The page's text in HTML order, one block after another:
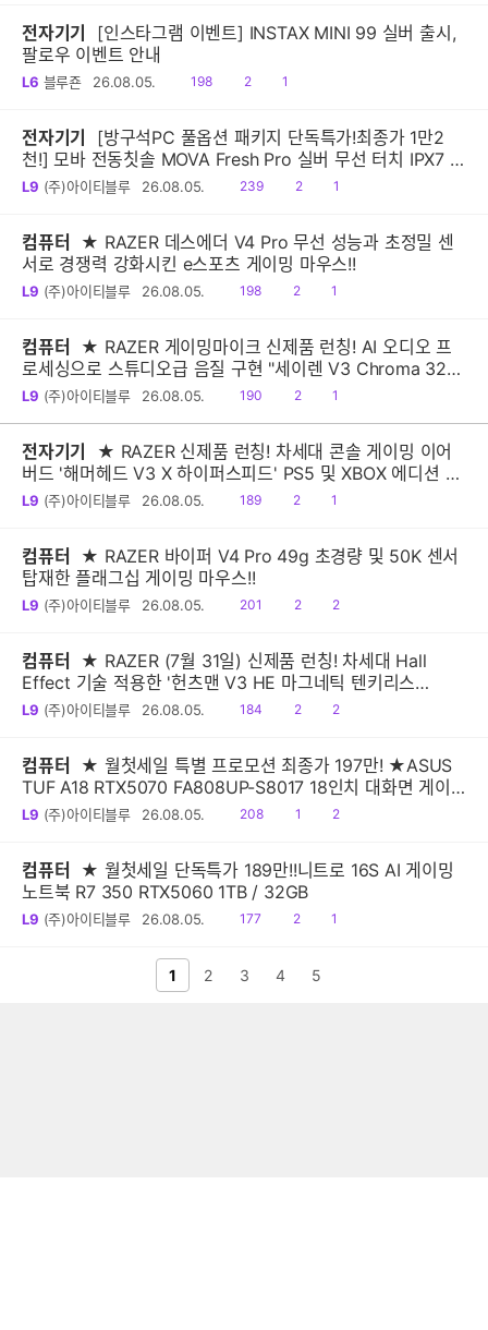
전자기기
[인스타그램 이벤트] INSTAX MINI 99 실버 출시,
팔로우 이벤트 안내
L6 블루죤 26.08.05.
읽
198
공
2
댓1
전자기기
[방구석PC 풀옵션 패키지 단독특가!최종가 1만2
천!] 모바 전동칫솔 MOVA Fresh Pro 실버 무선 터치 IPX7 방
수 10단계 진동 음파 전동칫솔
L9 (주)아이티블루 26.08.05.
읽
239
공
2
댓1
컴퓨터
★ RAZER 데스에더 V4 Pro 무선 성능과 초정밀 센
서로 경쟁력 강화시킨 e스포츠 게이밍 마우스!!
L9 (주)아이티블루 26.08.05.
읽
198
공
2
댓1
컴퓨터
★ RAZER 게이밍마이크 신제품 런칭! AI 오디오 프
로세싱으로 스튜디오급 음질 구현 "세이렌 V3 Chroma 32-
Bit DSP"
L9 (주)아이티블루 26.08.05.
읽
190
공
2
댓1
전자기기
★ RAZER 신제품 런칭! 차세대 콘솔 게이밍 이어
버드 '해머헤드 V3 X 하이퍼스피드' PS5 및 XBOX 에디션 출
시!
L9 (주)아이티블루 26.08.05.
읽
189
공
2
댓1
컴퓨터
★ RAZER 바이퍼 V4 Pro 49g 초경량 및 50K 센서
탑재한 플래그십 게이밍 마우스!!
L9 (주)아이티블루 26.08.05.
읽
201
공
2
댓
2
컴퓨터
★ RAZER (7월 31일) 신제품 런칭! 차세대 Hall
Effect 기술 적용한 '헌츠맨 V3 HE 마그네틱 텐키리스
8KHz, 미니 65% 8KHz' 출시
L9 (주)아이티블루 26.08.05.
읽
184
공
2
댓
2
컴퓨터
★ 월첫세일 특별 프로모션 최종가 197만! ★ASUS
TUF A18 RTX5070 FA808UP-S8017 18인치 대화면 게이
밍노트북
L9 (주)아이티블루 26.08.05.
읽
208
공1
댓
2
컴퓨터
★ 월첫세일 단독특가 189만!!니트로 16S AI 게이밍
노트북 R7 350 RTX5060 1TB / 32GB
L9 (주)아이티블루 26.08.05.
읽
177
공
2
댓1
1 2 3 4 5
다음 페이지